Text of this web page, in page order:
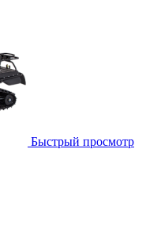
Быстрый просмотр